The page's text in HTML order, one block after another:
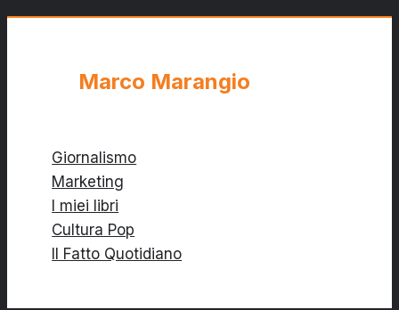
Marco Marangio
Giornalismo
Marketing
I miei libri
Cultura Pop
Il Fatto Quotidiano